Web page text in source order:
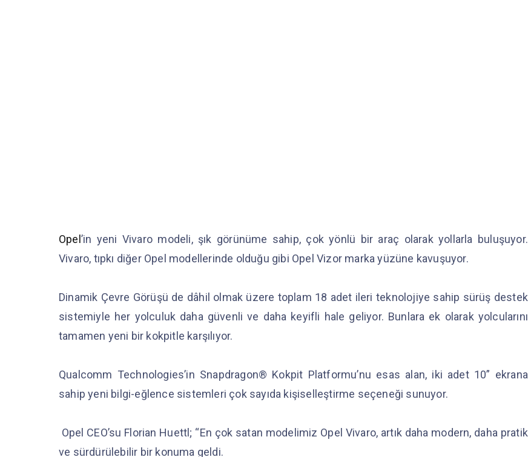
Opel ’in yeni Vivaro modeli, şık görünüme sahip, çok yönlü bir araç olarak yollarla buluşuyor.
Vivaro, tıpkı diğer Opel modellerinde olduğu gibi Opel Vizor marka yüzüne kavuşuyor.
Dinamik Çevre Görüşü de dâhil olmak üzere toplam 18 adet ileri teknolojiye sahip sürüş destek
sistemiyle her yolculuk daha güvenli ve daha keyifli hale geliyor. Bunlara ek olarak yolcularını
tamamen yeni bir kokpitle karşılıyor.
Qualcomm Technologies’in Snapdragon® Kokpit Platformu’nu esas alan, iki adet 10” ekrana
sahip yeni bilgi-eğlence sistemleri çok sayıda kişiselleştirme seçeneği sunuyor.
Opel CEO’su Florian Huettl; “En çok satan modelimiz Opel Vivaro, artık daha modern, daha pratik
ve sürdürülebilir bir konuma geldi.